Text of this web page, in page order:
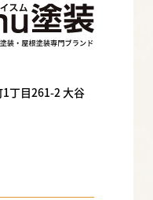
丁目261-2 大谷